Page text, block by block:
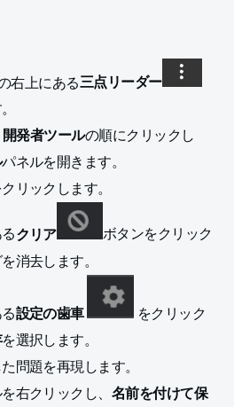
右上にある三点リーダー
発者ツールの順にクリックし
パネルを開きます。
リックします。
クリア
ボタンをクリック
消去します。
設定の歯車
をクリック
を選択します。
問題を再現します。
右クリックし、 名前を付けて保